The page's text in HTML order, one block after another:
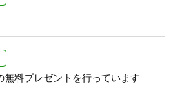
無料プレゼントを行っています